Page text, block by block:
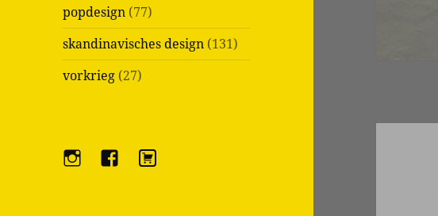
popdesign (77)
skandinavisches design (131)
vorkrieg (27)
i
f
e